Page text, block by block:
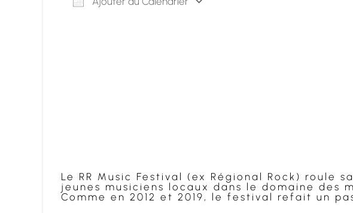
Le RR Music Festival (ex Régional Rock) roule
jeunes musiciens locaux dans le domaine des
Comme en 2012 et 2019, le festival refait un